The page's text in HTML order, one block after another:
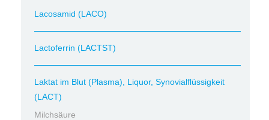
Lacosamid (LACO)
Lactoferrin (LACTST)
Laktat im Blut (Plasma), Liquor, Synovialflüssigkeit
(LACT)
Milchsäure